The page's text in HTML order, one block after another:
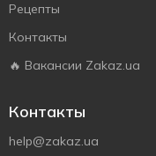
Рецепты
Контакты
🔥 Вакансии Zakaz.ua
Контакты
help@zakaz.ua